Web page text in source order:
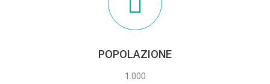
POPOLAZIONE
1.000